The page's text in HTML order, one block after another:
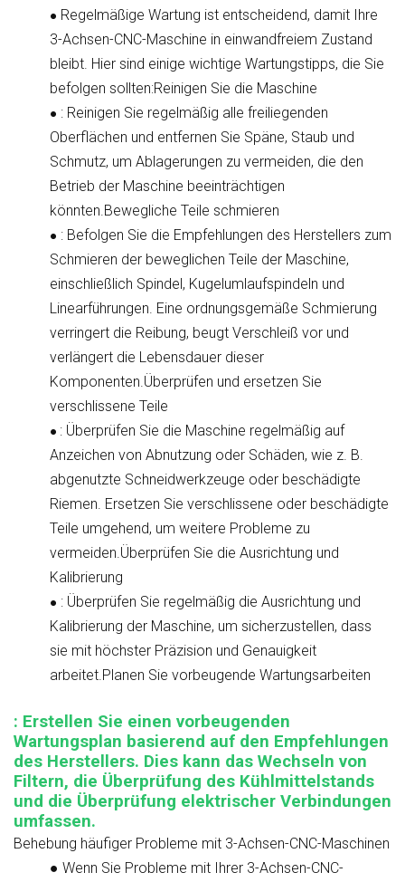
● Regelmäßige Wartung ist entscheidend, damit Ihre
3-Achsen-CNC-Maschine in einwandfreiem Zustand
bleibt. Hier sind einige wichtige Wartungstipps, die Sie
befolgen sollten:Reinigen Sie die Maschine
● : Reinigen Sie regelmäßig alle freiliegenden
Oberflächen und entfernen Sie Späne, Staub und
Schmutz, um Ablagerungen zu vermeiden, die den
Betrieb der Maschine beeinträchtigen
könnten.Bewegliche Teile schmieren
● : Befolgen Sie die Empfehlungen des Herstellers zum
Schmieren der beweglichen Teile der Maschine,
einschließlich Spindel, Kugelumlaufspindeln und
Linearführungen. Eine ordnungsgemäße Schmierung
verringert die Reibung, beugt Verschleiß vor und
verlängert die Lebensdauer dieser
Komponenten.Überprüfen und ersetzen Sie
verschlissene Teile
● : Überprüfen Sie die Maschine regelmäßig auf
Anzeichen von Abnutzung oder Schäden, wie z. B.
abgenutzte Schneidwerkzeuge oder beschädigte
Riemen. Ersetzen Sie verschlissene oder beschädigte
Teile umgehend, um weitere Probleme zu
vermeiden.Überprüfen Sie die Ausrichtung und
Kalibrierung
● : Überprüfen Sie regelmäßig die Ausrichtung und
Kalibrierung der Maschine, um sicherzustellen, dass
sie mit höchster Präzision und Genauigkeit
arbeitet.Planen Sie vorbeugende Wartungsarbeiten
: Erstellen Sie einen vorbeugenden
Wartungsplan basierend auf den Empfehlungen
des Herstellers. Dies kann das Wechseln von
Filtern, die Überprüfung des Kühlmittelstands
und die Überprüfung elektrischer Verbindungen
umfassen.
Behebung häufiger Probleme mit 3-Achsen-CNC-Maschinen
● Wenn Sie Probleme mit Ihrer 3-Achsen-CNC-